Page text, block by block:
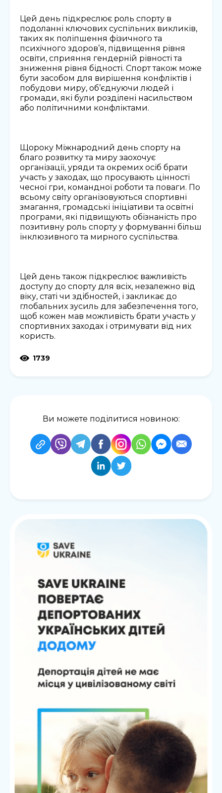
Цей день підкреслює роль спорту в
подоланні ключових суспільних викликів,
таких як поліпшення фізичного та
психічного здоров’я, підвищення рівня
освіти, сприяння гендерній рівності та
зниження рівня бідності. Спорт також може
бути засобом для вирішення конфліктів і
побудови миру, об’єднуючи людей і
громади, які були розділені насильством
або політичними конфліктами.
Щороку Міжнародний день спорту на
благо розвитку та миру заохочує
організації, уряди та окремих осіб брати
участь у заходах, що просувають цінності
чесної гри, командної роботи та поваги. По
всьому світу організовуються спортивні
змагання, громадські ініціативи та освітні
програми, які підвищують обізнаність про
позитивну роль спорту у формуванні більш
інклюзивного та мирного суспільства.
Цей день також підкреслює важливість
доступу до спорту для всіх, незалежно від
віку, статі чи здібностей, і закликає до
глобальних зусиль для забезпечення того,
щоб кожен мав можливість брати участь у
спортивних заходах і отримувати від них
користь.
1739
Ви можете поділитися новиною: